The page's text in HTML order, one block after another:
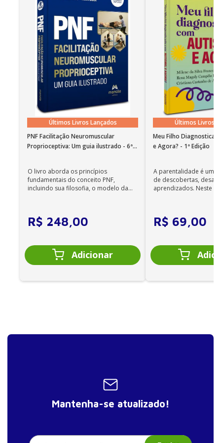
11. Anafilaxia
Seção II – Emergências cardiovasculares
12. Abordagem inicial do paciente com dor torácica
13. Infarto agudo do miocárdio sem
supradesnivelamento do segmento ST
14. Infarto agudo do miocárdio com
supradesnivelamento do segmento ST
15. Bradiarritmias no departamento de emergência
16. Perda transitória da consciência
17. Fibrilação atrial
19. Emergências hipertensivas
20. Síndrome aórtica aguda
22. Pericardites e miocardites agudas
24. Oclusão arterial aguda
28. Hemoptise no departamento de emergência
31. Doença pulmonar obstrutiva crônica
32. Tromboembolismo pulmonar
Últimos Livros Lançados
PNF Facilitação Neuromuscular
Proprioceptiva: Um guia ilustrado - 6ª
O livro aborda os princípios
fundamentais do conceito PNF,
incluindo sua filosofia, o modelo da
R$ 248,00
Últimos Livros
Meu Filho
e Agora? - 1ª Edição
A parentalidade é uma
de descobertas,
aprendizados. Neste
R$ 69,00
Mantenha-se atualizado!